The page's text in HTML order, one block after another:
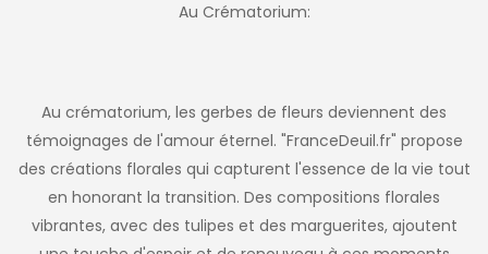
Au Crématorium:
Au crématorium, les gerbes de fleurs deviennent des
témoignages de l'amour éternel. "FranceDeuil.fr" propose
des créations florales qui capturent l'essence de la vie tout
en honorant la transition. Des compositions florales
vibrantes, avec des tulipes et des marguerites, ajoutent